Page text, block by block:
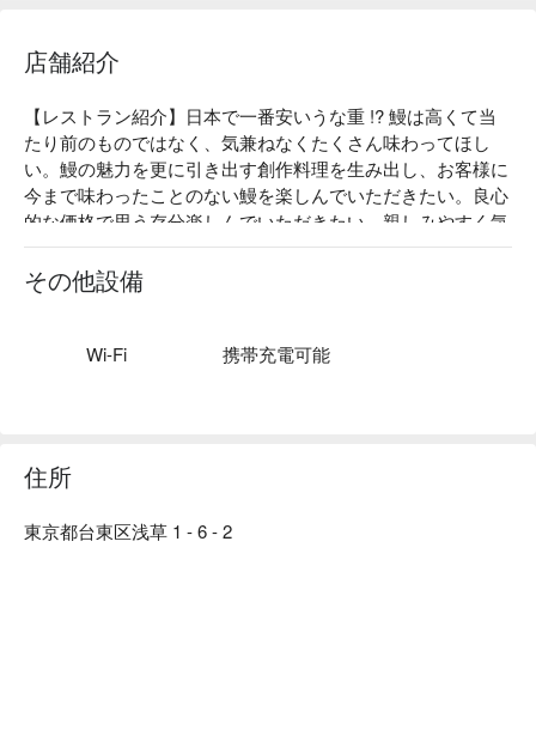
店舗紹介
【レストラン紹介】日本で一番安いうな重 !? 鰻は高くて当
たり前のものではなく、気兼ねなくたくさん味わってほし
い。鰻の魅力を更に引き出す創作料理を生み出し、お客様に
今まで味わったことのない鰻を楽しんでいただきたい。良心
的な価格で思う存分楽しんでいただきたい。親しみやすく気
軽に入れる、そんな下町ならではのお店づくりを目指しま
す。
【看板メニュー】
【アクセス】浅草駅から徒歩 5 分！浅草に来た際には是非足
その他設備
Wi-Fi 携帯充電可能
住所
東京都台東区浅草 1 - 6 - 2